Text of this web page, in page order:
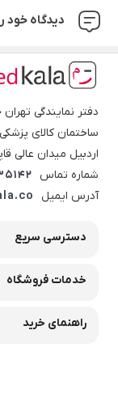
دیدگاه خود
دفتر نمایندگی
اردبیل میدان عالی قاپو
شماره تماس | 04533261159
آدرس ایمیل
دسترسی سریع
خدمات فروشگاه
راهنمای خرید